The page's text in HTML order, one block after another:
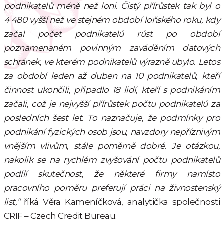
podnikatelů méně než loni. Čistý přírůstek tak byl o
4 480 vyšší než ve stejném období loňského roku, kdy
začal počet podnikatelů růst po období
poznamenaném povinným zaváděním datových
schránek, ve kterém podnikatelů výrazně ubylo. Letos
za období leden až duben na 10 podnikatelů, kteří
činnost ukončili, připadlo 18 lidí, kteří s podnikáním
začali, což je nejvyšší přírůstek počtu podnikatelů za
posledních šest let. To naznačuje, že podmínky pro
podnikání fyzických osob jsou, navzdory nepříznivým
vnějším vlivům, stále poměrně dobré. Je otázkou,
nakolik se na rychlém zvyšování počtu podnikatelů
podílí skutečnost, že některé firmy namísto
pracovního poměru preferují práci na živnostenský
list,“ říká Věra Kameníčková, analytička společnosti
CRIF – Czech Credit Bureau.